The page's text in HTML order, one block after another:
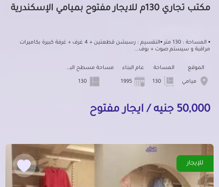
مكتب تجاري 130م للايجار مفتوح بميامي الإسكندرية
▪️ المساحة : 130 متر ▪️التقسيم : رسبشن قطعتين + 4 غرف + غرفة كبيرة بكاميرات
مراقبة و سيستم صوت + بوف...
الموقع
ميامي
المساحة عام البناء مساحة مسطح البناء
50,000 جنيه / ايجار مفتوح
للإيجار